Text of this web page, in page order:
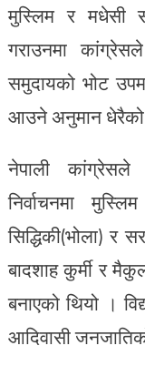
मुस्लिम र मधेसी
गराउनमा
समुदायको भोट
आउने अनुमान
नेपाली कांग्रेसले
निर्वाचनमा
सिद्धिकी(भोला) र
बादशाह कुर्मी र
बनाएको थियो ।
आदिवासी